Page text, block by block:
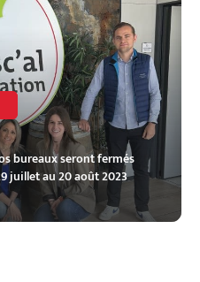
bureaux seront fermés
juillet au 20 août 2023